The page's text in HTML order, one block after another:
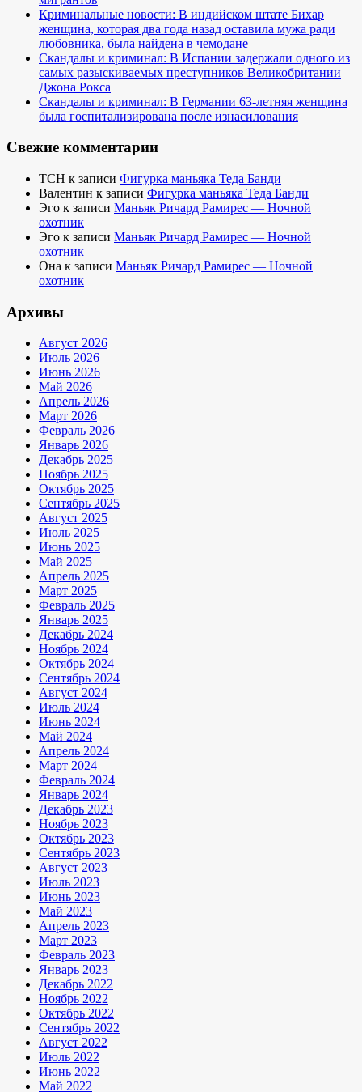
Криминальные новости: В индийском штате Бихар
женщина, которая два года назад оставила мужа ради
любовника, была найдена в чемодане
Скандалы и криминал: В Испании задержали одного из
самых разыскиваемых преступников Великобритании
Джона Рокса
Скандалы и криминал: В Германии 63-летняя женщина
была госпитализирована после изнасилования
Свежие комментарии
TCH к записи Фигурка маньяка Теда Банди
Валентин к записи Фигурка маньяка Теда Банди
Эго к записи Маньяк Ричард Рамирес — Ночной
охотник
Эго к записи Маньяк Ричард Рамирес — Ночной
охотник
Она к записи Маньяк Ричард Рамирес — Ночной
охотник
Архивы
Август 2026
Июль 2026
Июнь 2026
Май 2026
Апрель 2026
Март 2026
Февраль 2026
Январь 2026
Декабрь 2025
Ноябрь 2025
Октябрь 2025
Сентябрь 2025
Август 2025
Июль 2025
Июнь 2025
Май 2025
Апрель 2025
Март 2025
Февраль 2025
Январь 2025
Декабрь 2024
Ноябрь 2024
Октябрь 2024
Сентябрь 2024
Август 2024
Июль 2024
Июнь 2024
Май 2024
Апрель 2024
Март 2024
Февраль 2024
Январь 2024
Декабрь 2023
Ноябрь 2023
Октябрь 2023
Сентябрь 2023
Август 2023
Июль 2023
Июнь 2023
Май 2023
Апрель 2023
Март 2023
Февраль 2023
Январь 2023
Декабрь 2022
Ноябрь 2022
Октябрь 2022
Сентябрь 2022
Август 2022
Июль 2022
Июнь 2022
Май 2022